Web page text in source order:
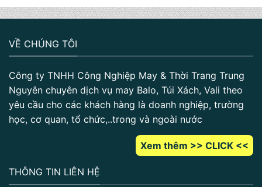
VỀ CHÚNG TÔI
Công ty TNHH Công Nghiệp May & Thời Trang Trung
Nguyên chuyên dịch vụ may Balo, Túi Xách, Vali theo
yêu cầu cho các khách hàng là doanh nghiệp, trường
học, cơ quan, tổ chức,..trong và ngoài nước
Xem thêm >> CLICK <<
THÔNG TIN LIÊN HỆ